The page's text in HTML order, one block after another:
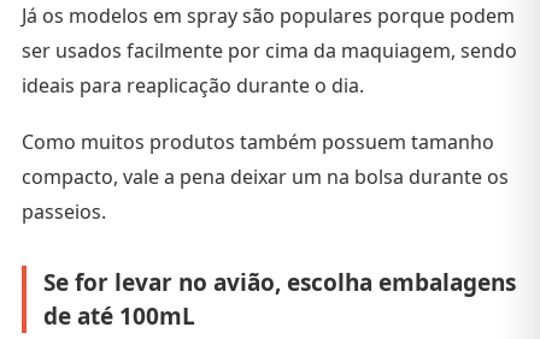
Já os modelos em spray são populares porque podem
ser usados facilmente por cima da maquiagem, sendo
ideais para reaplicação durante o dia.
Como muitos produtos também possuem tamanho
compacto, vale a pena deixar um na bolsa durante os
passeios.
Se for levar no avião, escolha embalagens
de até 100mL